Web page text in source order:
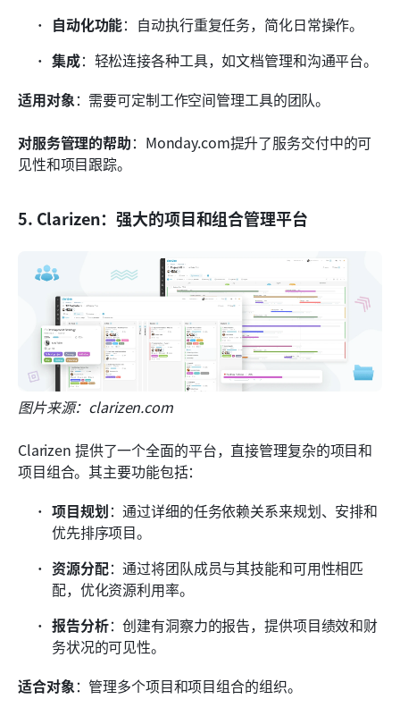
自动化功能：自动执行重复任务，简化日常操作。
集成：轻松连接各种工具，如文档管理和沟通平台。
适用对象：需要可定制工作空间管理工具的团队。
对服务管理的帮助：Monday.com提升了服务交付中的可
见性和项目跟踪。
5. Clarizen：强大的项目和组合管理平台
图片来源：clarizen.com
Clarizen 提供了一个全面的平台，直接管理复杂的项目和
项目组合。其主要功能包括：
项目规划：通过详细的任务依赖关系来规划、安排和
优先排序项目。
资源分配：通过将团队成员与其技能和可用性相匹
配，优化资源利用率。
报告分析：创建有洞察力的报告，提供项目绩效和财
务状况的可见性。
适合对象：管理多个项目和项目组合的组织。